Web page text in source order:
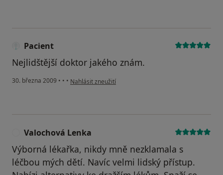
Pacient
Nejlidštější doktor jakého znám.
30. března 2009 • • • podle názoru uživatele Pacient
Nahlásit zneužití
Valochová Lenka
Výborná lékařka, nikdy mně nezklamala s
léčbou mých dětí. Navíc velmi lidský přístup.